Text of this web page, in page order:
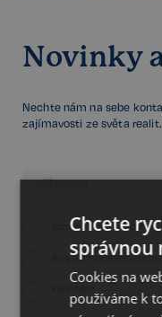
Novinky
Nechte nám na sebe
zajímavosti ze světa realit.
Komerční nemovitosti
Byty, domy a rekreační
Chcete
správnou
Cookies na
používáme k